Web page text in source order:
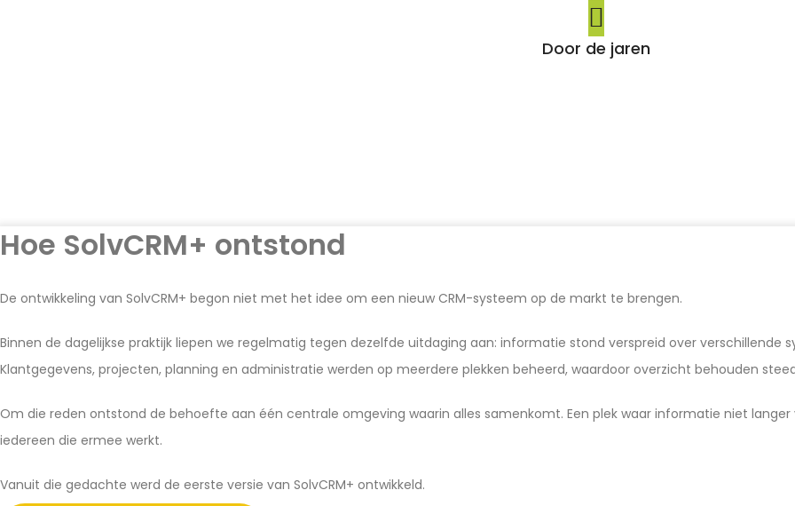
Door de jaren
Hoe SolvCRM+ ontstond
De ontwikkeling van SolvCRM+ begon niet met het idee om een nieuw CRM-systeem op de markt te brengen.
Binnen de dagelijkse praktijk liepen we regelmatig tegen dezelfde uitdaging aan: informatie stond verspreid over verschillende
Klantgegevens, projecten, planning en administratie werden op meerdere plekken beheerd, waardoor overzicht behouden
Om die reden ontstond de behoefte aan één centrale omgeving waarin alles samenkomt. Een plek waar informatie niet
iedereen die ermee werkt.
Vanuit die gedachte werd de eerste versie van SolvCRM+ ontwikkeld.